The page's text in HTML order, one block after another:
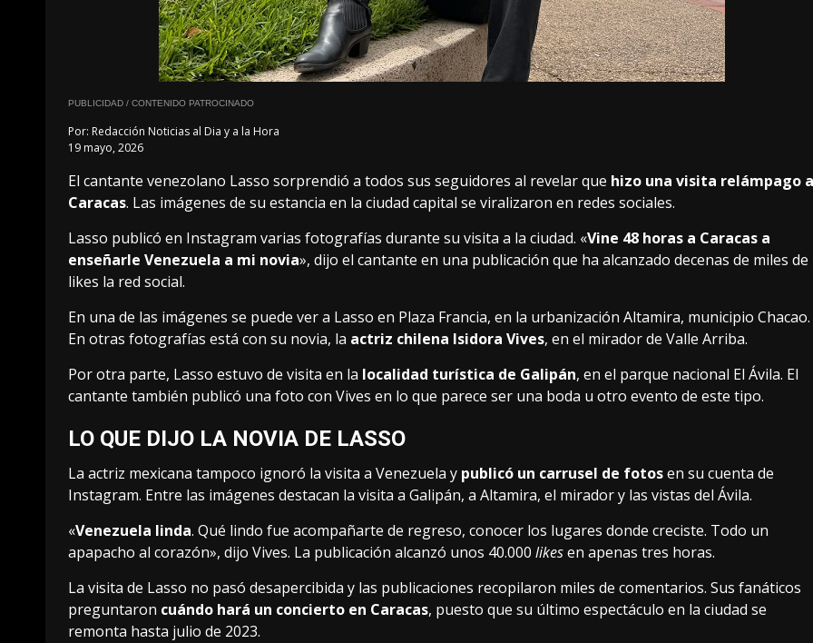
PUBLICIDAD / CONTENIDO PATROCINADO
Por: Redacción Noticias al Dia y a la Hora
19 mayo, 2026
El cantante venezolano Lasso sorprendió a todos sus seguidores al revelar que hizo una visita relámpago a
Caracas. Las imágenes de su estancia en la ciudad capital se viralizaron en redes sociales.
Lasso publicó en Instagram varias fotografías durante su visita a la ciudad. «Vine 48 horas a Caracas a
enseñarle Venezuela a mi novia», dijo el cantante en una publicación que ha alcanzado decenas de miles de
likes la red social.
En una de las imágenes se puede ver a Lasso en Plaza Francia, en la urbanización Altamira, municipio Chacao.
En otras fotografías está con su novia, la actriz chilena Isidora Vives, en el mirador de Valle Arriba.
Por otra parte, Lasso estuvo de visita en la localidad turística de Galipán, en el parque nacional El Ávila. El
cantante también publicó una foto con Vives en lo que parece ser una boda u otro evento de este tipo.
LO QUE DIJO LA NOVIA DE LASSO
La actriz mexicana tampoco ignoró la visita a Venezuela y publicó un carrusel de fotosen su cuenta de
Instagram. Entre las imágenes destacan la visita a Galipán, a Altamira, el mirador y las vistas del Ávila.
«Venezuela linda. Qué lindo fue acompañarte de regreso, conocer los lugares donde creciste. Todo un
apapacho al corazón», dijo Vives. La publicación alcanzó unos 40.000 likesen apenas tres horas.
La visita de Lasso no pasó desapercibida y las publicaciones recopilaron miles de comentarios. Sus fanáticos
preguntaron cuándo hará un concierto en Caracas, puesto que su último espectáculo en la ciudad se
remonta hasta julio de 2023.